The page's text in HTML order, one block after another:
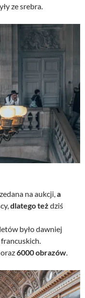
ze srebra.
na aukcji,a
dlatego też dziś
było dawniej
oraz6000 obrazów.